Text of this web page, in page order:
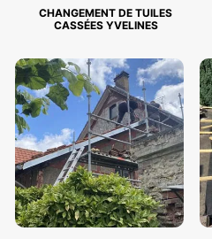
CHANGEMENT DE TUILES
CASSÉES YVELINES